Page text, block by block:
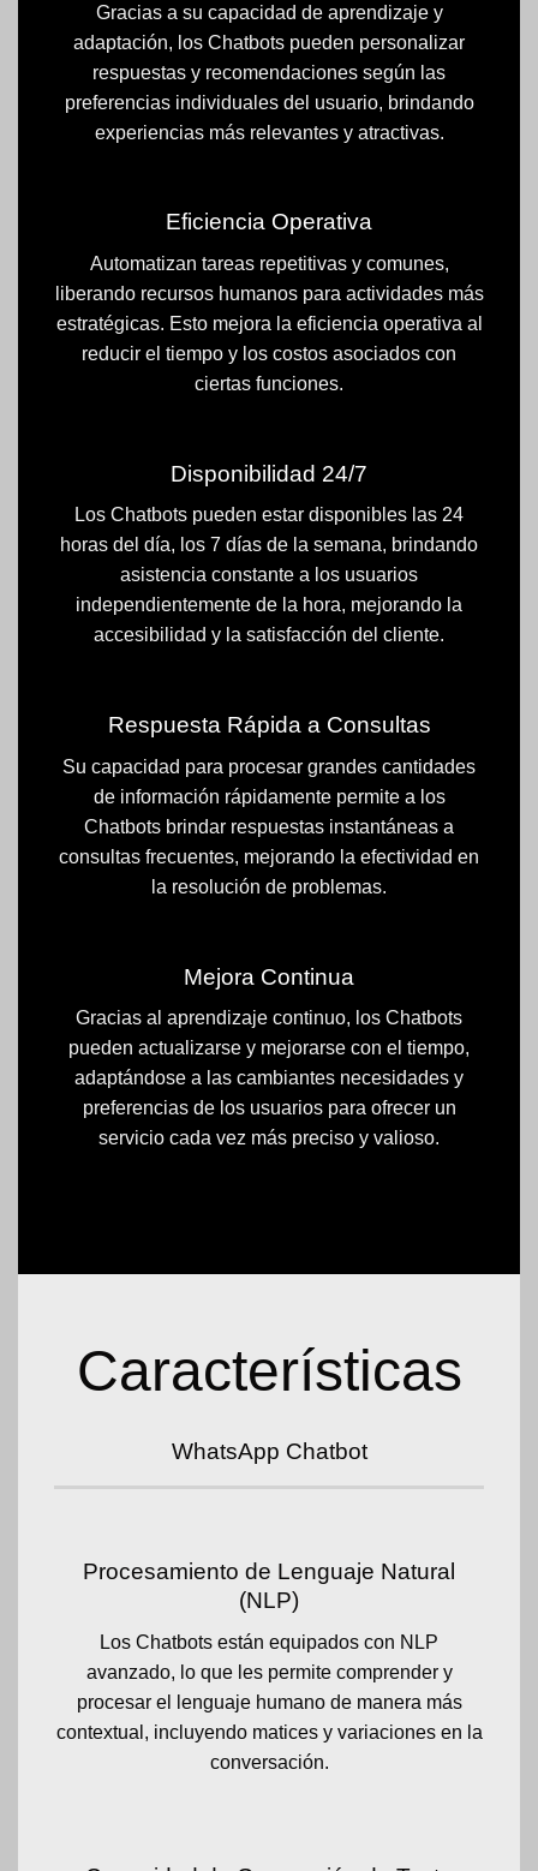
Gracias a su capacidad de aprendizaje y
adaptación, los Chatbots pueden personalizar
respuestas y recomendaciones según las
preferencias individuales del usuario, brindando
experiencias más relevantes y atractivas.
Eficiencia Operativa
Automatizan tareas repetitivas y comunes,
liberando recursos humanos para actividades más
estratégicas. Esto mejora la eficiencia operativa al
reducir el tiempo y los costos asociados con
ciertas funciones.
Disponibilidad 24/7
Los Chatbots pueden estar disponibles las 24
horas del día, los 7 días de la semana, brindando
asistencia constante a los usuarios
independientemente de la hora, mejorando la
accesibilidad y la satisfacción del cliente.
Respuesta Rápida a Consultas
Su capacidad para procesar grandes cantidades
de información rápidamente permite a los
Chatbots brindar respuestas instantáneas a
consultas frecuentes, mejorando la efectividad en
la resolución de problemas.
Mejora Continua
Gracias al aprendizaje continuo, los Chatbots
pueden actualizarse y mejorarse con el tiempo,
adaptándose a las cambiantes necesidades y
preferencias de los usuarios para ofrecer un
servicio cada vez más preciso y valioso.
Características
WhatsApp Chatbot
Procesamiento de Lenguaje Natural
(NLP)
Los Chatbots están equipados con NLP
avanzado, lo que les permite comprender y
procesar el lenguaje humano de manera más
contextual, incluyendo matices y variaciones en la
conversación.